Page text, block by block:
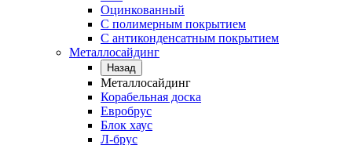
Оцинкованный
С полимерным покрытием
С антиконденсатным покрытием
Металлосайдинг
Назад
Металлосайдинг
Корабельная доска
Евробрус
Блок хаус
Л-брус